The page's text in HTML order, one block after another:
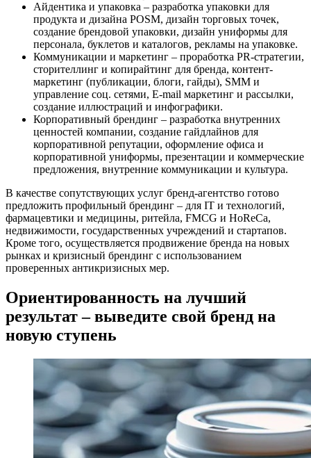
Айдентика и упаковка – разработка упаковки для
продукта и дизайна POSM, дизайн торговых точек,
создание брендовой упаковки, дизайн униформы для
персонала, буклетов и каталогов, рекламы на упаковке.
Коммуникации и маркетинг – проработка PR-стратегии,
сторителлинг и копирайтинг для бренда, контент-
маркетинг (публикации, блоги, гайды), SMM и
управление соц. сетями, E-mail маркетинг и рассылки,
создание иллюстраций и инфографики.
Корпоративный брендинг – разработка внутренних
ценностей компании, создание гайдлайнов для
корпоративной репутации, оформление офиса и
корпоративной униформы, презентации и коммерческие
предложения, внутренние коммуникации и культура.
В качестве сопутствующих услуг бренд-агентство готово
предложить профильный брендинг – для IT и технологий,
фармацевтики и медицины, ритейла, FMCG и HoReCa,
недвижимости, государственных учреждений и стартапов.
Кроме того, осуществляется продвижение бренда на новых
рынках и кризисный брендинг с использованием
проверенных антикризисных мер.
Ориентированность на лучший
результат – выведите свой бренд на
новую ступень